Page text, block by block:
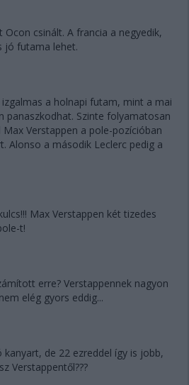
csinált. A francia a negyedik,
jó futama lehet.
izgalmas a holnapi futam, mint a mai
panaszkodhat. Szinte folyamatosan
Verstappen a pole-pozícióban
Alonso a második Leclerc pedig a
Max Verstappen két tizedes
t!
erre? Verstappennek nagyon
elég gyors eddig...
de 22 ezreddel így is jobb,
Verstappentől???